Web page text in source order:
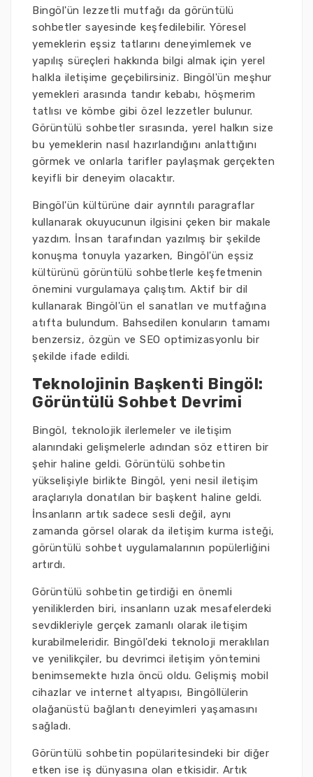
Bingöl'ün lezzetli mutfağı da görüntülü
sohbetler sayesinde keşfedilebilir. Yöresel
yemeklerin eşsiz tatlarını deneyimlemek ve
yapılış süreçleri hakkında bilgi almak için yerel
halkla iletişime geçebilirsiniz. Bingöl'ün meşhur
yemekleri arasında tandır kebabı, höşmerim
tatlısı ve kömbe gibi özel lezzetler bulunur.
Görüntülü sohbetler sırasında, yerel halkın size
bu yemeklerin nasıl hazırlandığını anlattığını
görmek ve onlarla tarifler paylaşmak gerçekten
keyifli bir deneyim olacaktır.
Bingöl'ün kültürüne dair ayrıntılı paragraflar
kullanarak okuyucunun ilgisini çeken bir makale
yazdım. İnsan tarafından yazılmış bir şekilde
konuşma tonuyla yazarken, Bingöl'ün eşsiz
kültürünü görüntülü sohbetlerle keşfetmenin
önemini vurgulamaya çalıştım. Aktif bir dil
kullanarak Bingöl'ün el sanatları ve mutfağına
atıfta bulundum. Bahsedilen konuların tamamı
benzersiz, özgün ve SEO optimizasyonlu bir
şekilde ifade edildi.
Teknolojinin Başkenti Bingöl:
Görüntülü Sohbet Devrimi
Bingöl, teknolojik ilerlemeler ve iletişim
alanındaki gelişmelerle adından söz ettiren bir
şehir haline geldi. Görüntülü sohbetin
yükselişiyle birlikte Bingöl, yeni nesil iletişim
araçlarıyla donatılan bir başkent haline geldi.
İnsanların artık sadece sesli değil, aynı
zamanda görsel olarak da iletişim kurma isteği,
görüntülü sohbet uygulamalarının popülerliğini
artırdı.
Görüntülü sohbetin getirdiği en önemli
yeniliklerden biri, insanların uzak mesafelerdeki
sevdikleriyle gerçek zamanlı olarak iletişim
kurabilmeleridir. Bingöl'deki teknoloji meraklıları
ve yenilikçiler, bu devrimci iletişim yöntemini
benimsemekte hızla öncü oldu. Gelişmiş mobil
cihazlar ve internet altyapısı, Bingöllülerin
olağanüstü bağlantı deneyimleri yaşamasını
sağladı.
Görüntülü sohbetin popülaritesindeki bir diğer
etken ise iş dünyasına olan etkisidir. Artık